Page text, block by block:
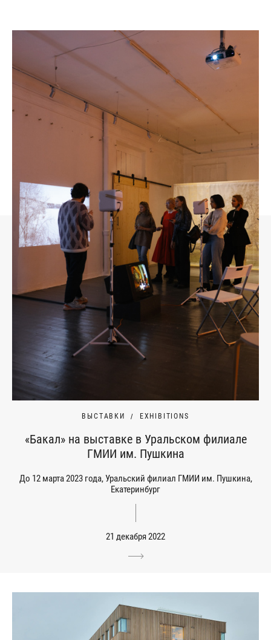
ВЫСТАВКИ EXHIBITIONS
«Бакал» на выставке в Уральском филиале
ГМИИ им. Пушкина
До 12 марта 2023 года, Уральский филиал ГМИИ им. Пушкина,
Екатеринбург
21 декабря 2022